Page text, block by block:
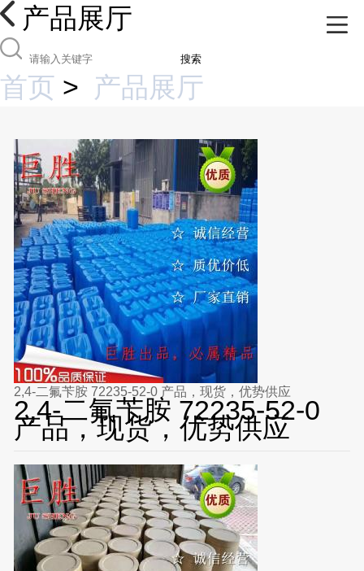
产品展厅
搜索
首页 > 产品展厅
2,4-二氟苄胺 72235-52-0 产品，现货，优势供应
2,4-二氟苄胺 72235-52-0
产品，现货，优势供应